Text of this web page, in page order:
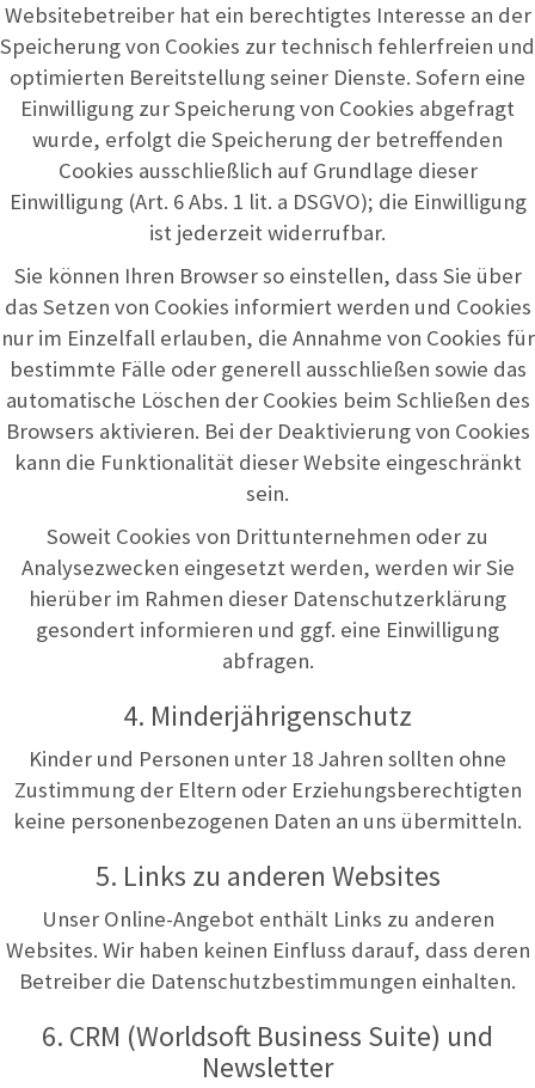
Websitebetreiber hat ein berechtigtes Interesse an der
Speicherung von Cookies zur technisch fehlerfreien und
optimierten Bereitstellung seiner Dienste. Sofern eine
Einwilligung zur Speicherung von Cookies abgefragt
wurde, erfolgt die Speicherung der betreffenden
Cookies ausschließlich auf Grundlage dieser
Einwilligung (Art. 6 Abs. 1 lit. a DSGVO); die Einwilligung
ist jederzeit widerrufbar.
Sie können Ihren Browser so einstellen, dass Sie über
das Setzen von Cookies informiert werden und Cookies
nur im Einzelfall erlauben, die Annahme von Cookies für
bestimmte Fälle oder generell ausschließen sowie das
automatische Löschen der Cookies beim Schließen des
Browsers aktivieren. Bei der Deaktivierung von Cookies
kann die Funktionalität dieser Website eingeschränkt
sein.
Soweit Cookies von Drittunternehmen oder zu
Analysezwecken eingesetzt werden, werden wir Sie
hierüber im Rahmen dieser Datenschutzerklärung
gesondert informieren und ggf. eine Einwilligung
abfragen.
4. Minderjährigenschutz
Kinder und Personen unter 18 Jahren sollten ohne
Zustimmung der Eltern oder Erziehungsberechtigten
keine personenbezogenen Daten an uns übermitteln.
5. Links zu anderen Websites
Unser Online-Angebot enthält Links zu anderen
Websites. Wir haben keinen Einfluss darauf, dass deren
Betreiber die Datenschutzbestimmungen einhalten.
6. CRM (Worldsoft Business Suite) und
Newsletter